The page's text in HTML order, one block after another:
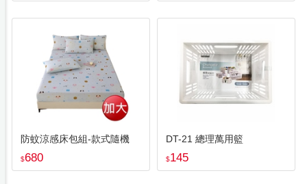
防蚊涼感床包組-款式隨機
$680
DT-21 總理萬用籃
$145